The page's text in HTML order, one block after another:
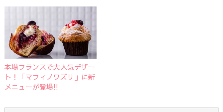
本場フランスで大人気デザー
ト！「マフィノワズリ」に新
メニューが登場!!